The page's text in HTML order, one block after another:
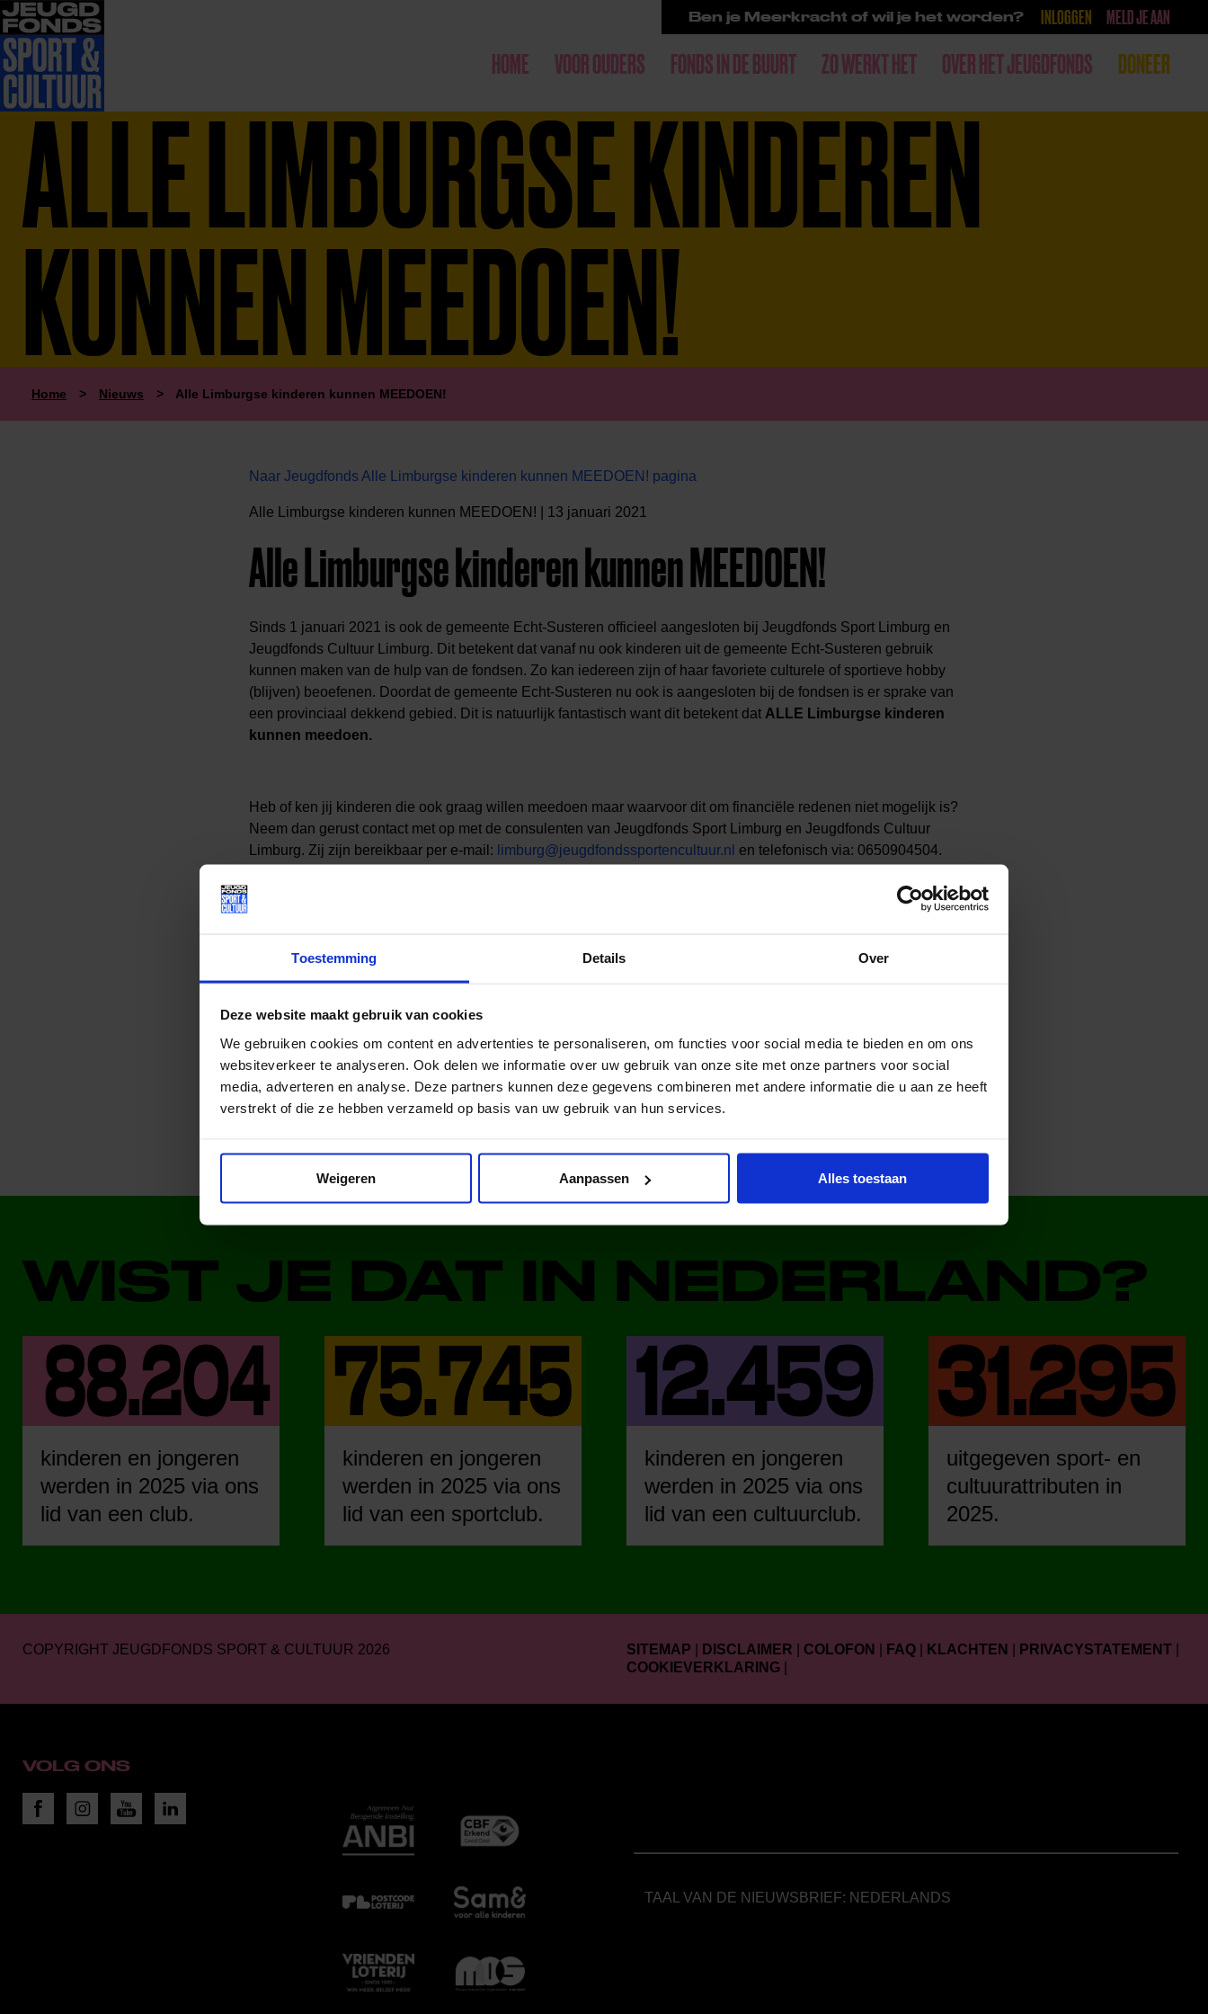
Toestemming Details Over
Deze website maakt gebruik van cookies
We gebruiken cookies om content en advertenties te personaliseren, om functies voor social media te bieden en om ons
websiteverkeer te analyseren. Ook delen we informatie over uw gebruik van onze site met onze partners voor social
media, adverteren en analyse. Deze partners kunnen deze gegevens combineren met andere informatie die u aan ze heeft
verstrekt of die ze hebben verzameld op basis van uw gebruik van hun services.
Weigeren Aanpassen Alles toestaan
Ben je Meerkracht of wil je het worden? INLOGGEN MELD JE AAN
HOME VOOR OUDERS FONDS IN DE BUURT ZO WERKT HET OVER HET JEUGDFONDS DONEER
ALLE LIMBURGSE KINDEREN
KUNNEN MEEDOEN!
Home > Nieuws > Alle Limburgse kinderen kunnen MEEDOEN!
Naar Jeugdfonds Alle Limburgse kinderen kunnen MEEDOEN! pagina
Alle Limburgse kinderen kunnen MEEDOEN! | 13 januari 2021
Alle Limburgse kinderen kunnen MEEDOEN!
Sinds 1 januari 2021 is ook de gemeente Echt-Susteren officieel aangesloten bij Jeugdfonds Sport Limburg en
Jeugdfonds Cultuur Limburg. Dit betekent dat vanaf nu ook kinderen uit de gemeente Echt-Susteren gebruik
kunnen maken van de hulp van de fondsen. Zo kan iedereen zijn of haar favoriete culturele of sportieve hobby
(blijven) beoefenen. Doordat de gemeente Echt-Susteren nu ook is aangesloten bij de fondsen is er sprake van
een provinciaal dekkend gebied. Dit is natuurlijk fantastisch want dit betekent dat ALLE Limburgse kinderen
kunnen meedoen.
Heb of ken jij kinderen die ook graag willen meedoen maar waarvoor dit om financiële redenen niet mogelijk is?
Neem dan gerust contact met op met de consulenten van Jeugdfonds Sport Limburg en Jeugdfonds Cultuur
Limburg. Zij zijn bereikbaar per e-mail: limburg@jeugdfondssportencultuur.nl en telefonisch via: 0650904504.
Lees meer nieuws
Deel dit bericht op social media!
WIST JE DAT IN NEDERLAND?
kinderen en jongeren
werden in 2025 via ons
lid van een club.
kinderen en jongeren
werden in 2025 via ons
lid van een sportclub.
kinderen en jongeren
werden in 2025 via ons
lid van een cultuurclub.
uitgegeven sport- en
cultuurattributen in
2025.
COPYRIGHT JEUGDFONDS SPORT & CULTUUR 2026 SITEMAP DISCLAIMER COLOFON FAQ KLACHTEN PRIVACYSTATEMENT
COOKIEVERKLARING
VOLG ONS
TAAL VAN DE NIEUWSBRIEF: NEDERLANDS